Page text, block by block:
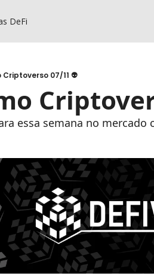
DeFi
Criptoverso 07/11 👽
essa semana no mercado